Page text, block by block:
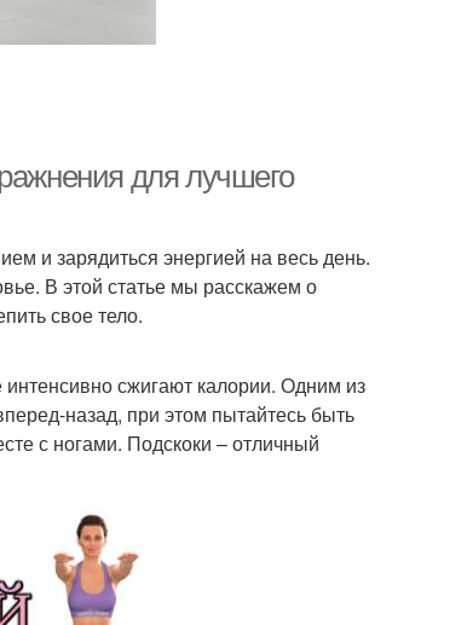
для лучшего
и зарядиться энергией на весь день.
В этой статье мы расскажем о
свое тело.
сжигают калории. Одним из
назад, при этом пытайтесь быть
с ногами. Подскоки – отличный